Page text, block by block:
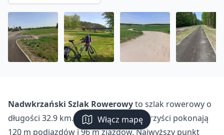
Włącz mapę
Nadwkrzański Szlak Rowerowyto szlak rowerowy o
długości 32.9 km. Podczas trasy rowerzyści pokonają
120 m podjazdów i 96 m zjazdów. Najwyższy punkt